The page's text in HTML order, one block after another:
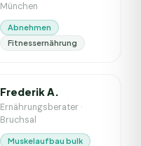
München
Abnehmen
Fitnessernährung
Frederik A.
Ernährungsberater ·
Bruchsal
Muskelaufbau bulk